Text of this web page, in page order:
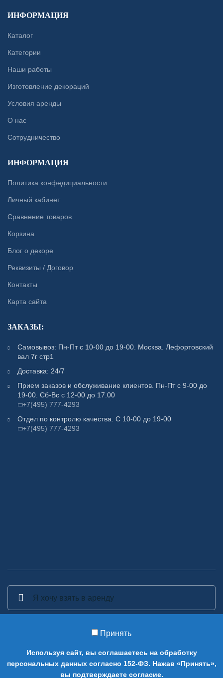
ИНФОРМАЦИЯ
Каталог
Категории
Наши работы
Изготовление декораций
Условия аренды
О нас
Сотрудничество
ИНФОРМАЦИЯ
Политика конфедициальности
Личный кабинет
Сравнение товаров
Корзина
Блог о декоре
Реквизиты / Договор
Контакты
Карта сайта
ЗАКАЗЫ:
Самовывоз: Пн-Пт с 10-00 до 19-00. Москва. Лефортовский
вал 7г стр1
Доставка: 24/7
Прием заказов и обслуживание клиентов. Пн-Пт с 9-00 до
19-00. Сб-Вс с 12-00 до 17.00
+7(495) 777-4293
Отдел по контролю качества. С 10-00 до 19-00
+7(495) 777-4293
предметов декора в Москве.
0
Принять
Используя сайт, вы соглашаетесь на обработку
персональных данных согласно 152-ФЗ. Нажав «Принять»,
вы подтверждаете согласие.